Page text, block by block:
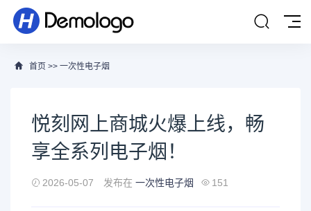
首页 >> 一次性电子烟
悦刻网上商城火爆上线，畅
享全系列电子烟！
2026-05-07 发布在 一次性电子烟 151